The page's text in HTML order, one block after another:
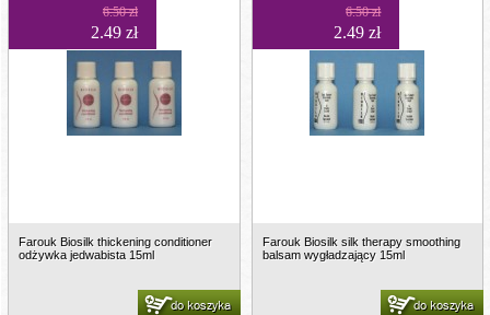
6.50 zł
2.49 zł
Farouk Biosilk thickening conditioner
odżywka jedwabista 15ml
do koszyka
6.50 zł
2.49 zł
Farouk Biosilk silk therapy smoothing
balsam wygładzający 15ml
do koszyka